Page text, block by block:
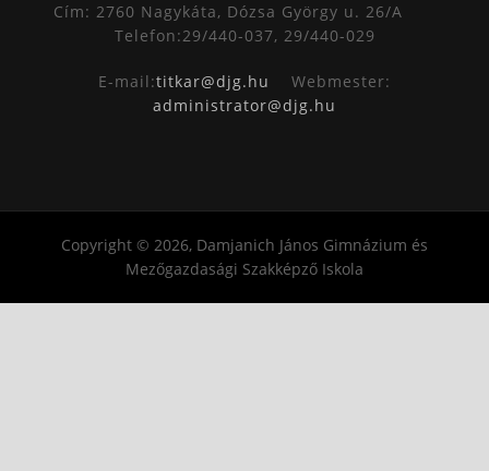
Cím: 2760 Nagykáta, Dózsa György u. 26/A
Telefon:29/440-037, 29/440-029
E-mail:titkar@djg.hu
Webmester:
administrator@djg.hu
Copyright © 2026, Damjanich János Gimnázium és
Mezőgazdasági Szakképző Iskola